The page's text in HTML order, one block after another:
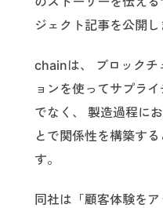
ジェクト記事を公開し
chainは、 ブロックチ
ョンを使ってサプラ
でなく、 製造過程に
とで関係性を構築す
す。
同社は「顧客体験を